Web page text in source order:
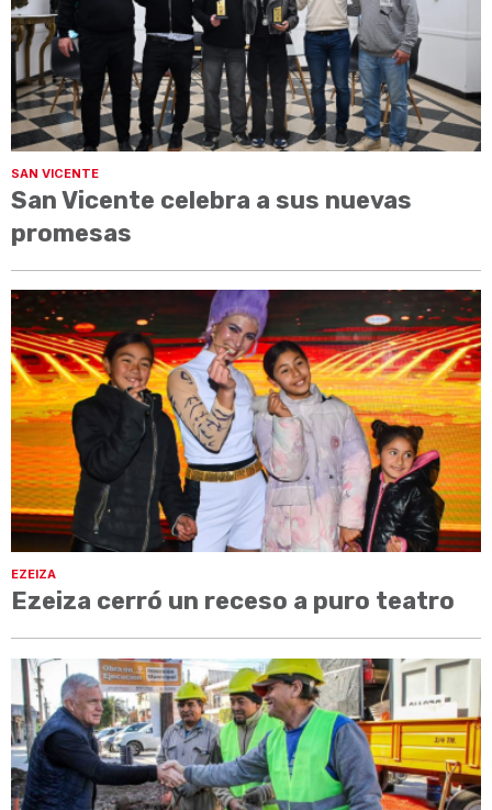
SAN VICENTE
San Vicente celebra a sus nuevas
promesas
EZEIZA
Ezeiza cerró un receso a puro teatro